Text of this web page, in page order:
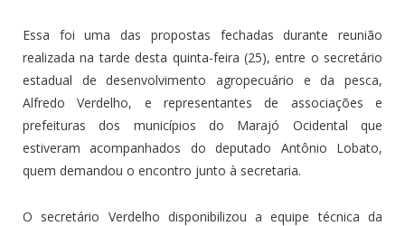
Essa foi uma das propostas fechadas durante reunião
realizada na tarde desta quinta-feira (25), entre o secretário
estadual de desenvolvimento agropecuário e da pesca,
Alfredo Verdelho, e representantes de associações e
prefeituras dos municípios do Marajó Ocidental que
estiveram acompanhados do deputado Antônio Lobato,
quem demandou o encontro junto à secretaria.
O secretário Verdelho disponibilizou a equipe técnica da